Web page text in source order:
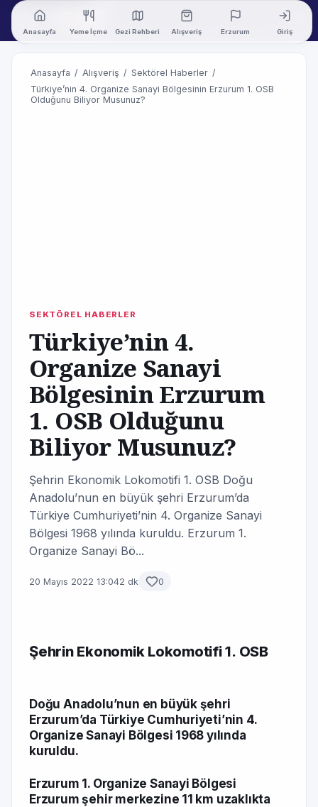
Anasayfa Yeme İçme Gezi Rehberi Alışveriş Erzurum Giriş
Anasayfa / Alışveriş / Sektörel Haberler /
Türkiye’nin 4. Organize Sanayi Bölgesinin Erzurum 1. OSB
Olduğunu Biliyor Musunuz?
SEKTÖREL HABERLER
Türkiye’nin 4.
Organize Sanayi
Bölgesinin Erzurum
1. OSB Olduğunu
Biliyor Musunuz?
Şehrin Ekonomik Lokomotifi 1. OSB Doğu
Anadolu’nun en büyük şehri Erzurum’da
Türkiye Cumhuriyeti’nin 4. Organize Sanayi
Bölgesi 1968 yılında kuruldu. Erzurum 1.
Organize Sanayi Bö...
20 Mayıs 2022 13:042 dk 0
Şehrin Ekonomik Lokomotifi 1. OSB
Doğu Anadolu’nun en büyük şehri
Erzurum’da Türkiye Cumhuriyeti’nin 4.
Organize Sanayi Bölgesi 1968 yılında
kuruldu.
Erzurum 1. Organize Sanayi Bölgesi
Erzurum şehir merkezine 11 km uzaklıkta